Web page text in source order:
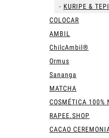
KURIPE & TEPI
COLOCAR
AMBIL
ChilcAmbil®
Ormus
Sananga
MATCHA
COSMÉTICA 100%
RAPEE.SHOP
CACAO